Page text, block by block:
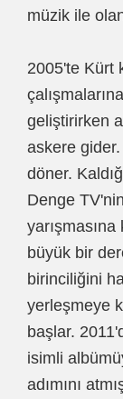
müzik ile
2005'te Kürt
geliştirirken
askere gider.
döner.
Denge
büyük bir
birinciliğini
yerleşmeye
başlar.
isimli
adımını